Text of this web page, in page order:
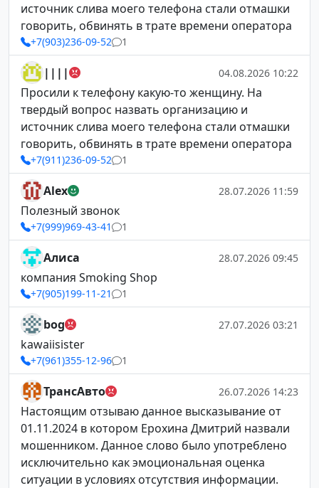
источник слива моего телефона стали отмашки
говорить, обвинять в трате времени оператора
+7(903)236-09-52 1
|||| 04.08.2026 10:22
Просили к телефону какую-то женщину. На
твердый вопрос назвать организацию и
источник слива моего телефона стали отмашки
говорить, обвинять в трате времени оператора
+7(911)236-09-52 1
Alex 28.07.2026 11:59
Полезный звонок
+7(999)969-43-41 1
Алиса 28.07.2026 09:45
компания Smoking Shop
+7(905)199-11-21 1
bog 27.07.2026 03:21
kawaiisister
+7(961)355-12-96 1
ТрансАвто 26.07.2026 14:23
Настоящим отзываю данное высказывание от
01.11.2024 в котором Ерохина Дмитрий назвали
мошенником. Данное слово было употреблено
исключительно как эмоциональная оценка
ситуации в условиях отсутствия информации.